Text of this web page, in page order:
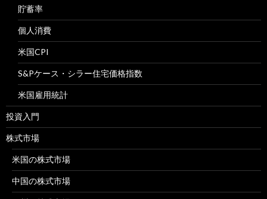
貯蓄率
個人消費
米国CPI
S&Pケース・シラー住宅価格指数
米国雇用統計
投資入門
株式市場
米国の株式市場
中国の株式市場